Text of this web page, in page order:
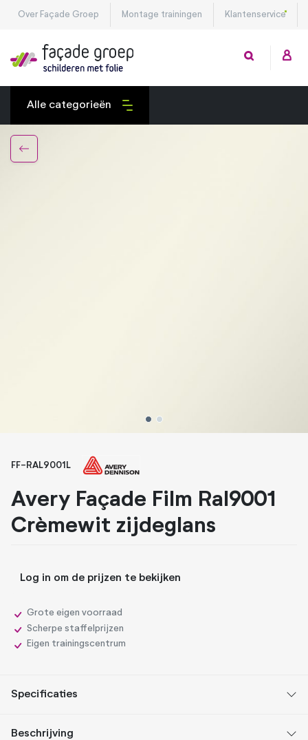
Over Façade Groep Montage trainingen Klantenservice
Alle categorieën
Exterieurfolies
1 2
FF-RAL9001L
Avery Façade Film Ral9001
Crèmewit zijdeglans
Log in om de prijzen te bekijken
Grote eigen voorraad
Scherpe staffelprijzen
Eigen trainingscentrum
Specificaties
Beschrijving